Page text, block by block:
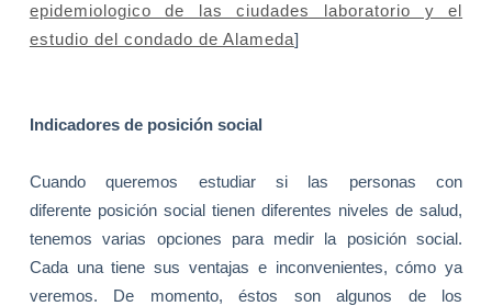
epidemiologico de las ciudades laboratorio y el
estudio del condado de Alameda]
Indicadores de posición social
Cuando queremos estudiar si las personas con
diferente posición social tienen diferentes niveles de salud,
tenemos varias opciones para medir la posición social.
Cada una tiene sus ventajas e inconvenientes, cómo ya
veremos. De momento, éstos son algunos de los